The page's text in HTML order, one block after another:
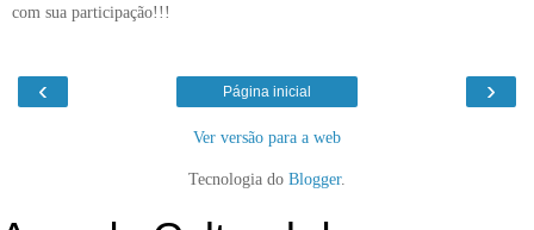
com sua participação!!!
‹ ›
Página inicial
Ver versão para a web
Tecnologia do Blogger.